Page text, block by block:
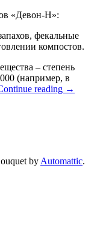
«Девон-Н»:
фекальные
компостов.
– степень
(например, в
reading →
by Automattic.